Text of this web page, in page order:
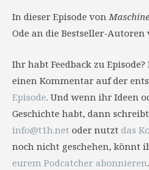
In dieser Episode von
Ode an die Bestseller-Autoren
Ihr habt Feedback zu
einen Kommentar auf der
Episode. Und wenn ihr Ideen
Geschichte habt, dann
info@t1h.net oder nutzt das
noch nicht geschehen, könnt
eurem Podcatcher abonnieren.